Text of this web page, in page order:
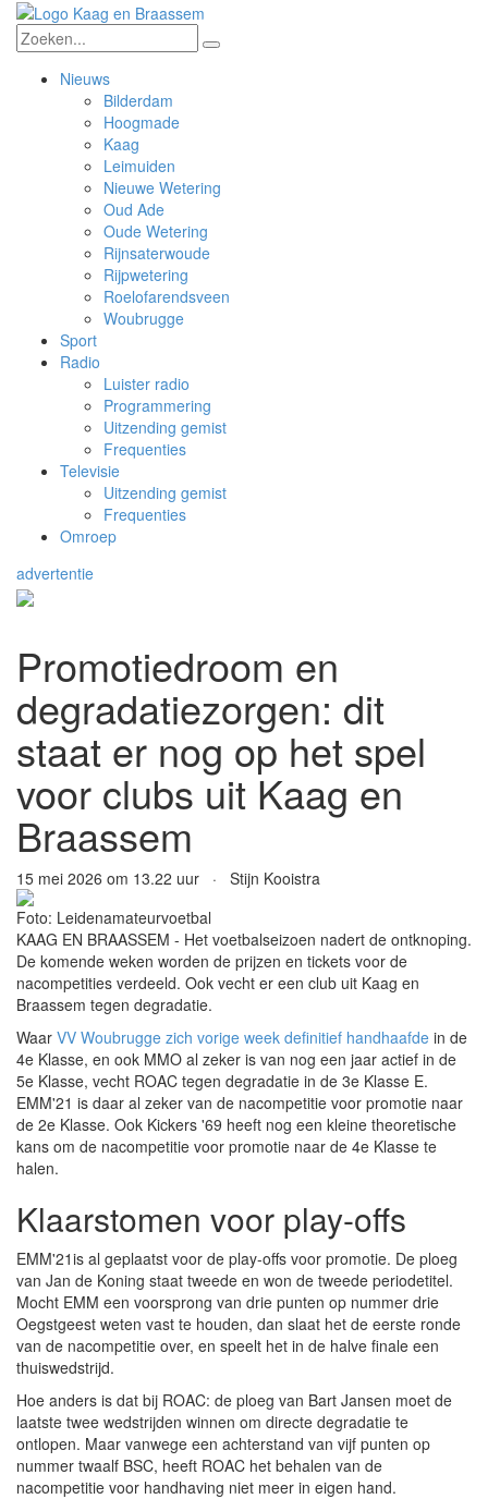
Nieuws
Bilderdam
Hoogmade
Kaag
Leimuiden
Nieuwe Wetering
Oud Ade
Oude Wetering
Rijnsaterwoude
Rijpwetering
Roelofarendsveen
Woubrugge
Sport
Radio
Luister radio
Programmering
Uitzending gemist
Frequenties
Televisie
Uitzending gemist
Frequenties
Omroep
advertentie
Promotiedroom en
degradatiezorgen: dit
staat er nog op het spel
voor clubs uit Kaag en
Braassem
15 mei 2026 om 13.22 uur · Stijn Kooistra
Foto: Leidenamateurvoetbal
KAAG EN BRAASSEM - Het voetbalseizoen nadert de ontknoping.
De komende weken worden de prijzen en tickets voor de
nacompetities verdeeld. Ook vecht er een club uit Kaag en
Braassem tegen degradatie.
Waar VV Woubrugge zich vorige week definitief handhaafde in de
4e Klasse, en ook MMO al zeker is van nog een jaar actief in de
5e Klasse, vecht ROAC tegen degradatie in de 3e Klasse E.
EMM'21 is daar al zeker van de nacompetitie voor promotie naar
de 2e Klasse. Ook Kickers '69 heeft nog een kleine theoretische
kans om de nacompetitie voor promotie naar de 4e Klasse te
halen.
Klaarstomen voor play-offs
EMM'21is al geplaatst voor de play-offs voor promotie. De ploeg
van Jan de Koning staat tweede en won de tweede periodetitel.
Mocht EMM een voorsprong van drie punten op nummer drie
Oegstgeest weten vast te houden, dan slaat het de eerste ronde
van de nacompetitie over, en speelt het in de halve finale een
thuiswedstrijd.
Hoe anders is dat bij ROAC: de ploeg van Bart Jansen moet de
laatste twee wedstrijden winnen om directe degradatie te
ontlopen. Maar vanwege een achterstand van vijf punten op
nummer twaalf BSC, heeft ROAC het behalen van de
nacompetitie voor handhaving niet meer in eigen hand.